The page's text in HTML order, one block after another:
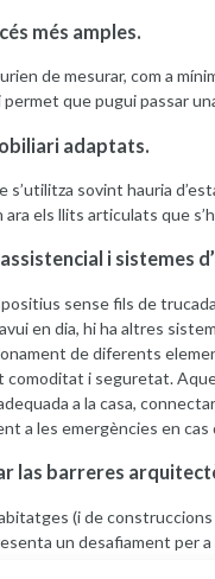
més amples.
de mesurar, com a
permet que pugui passar
adaptats.
s’utilitza sovint hauria
els llits articulats que
i sistemes
sense fils de
en dia, hi ha altres
de diferents
comoditat i seguretat.
a la casa,
a les emergències en cas
las barreres
(i de
un desafiament per
l’accessibilitat de